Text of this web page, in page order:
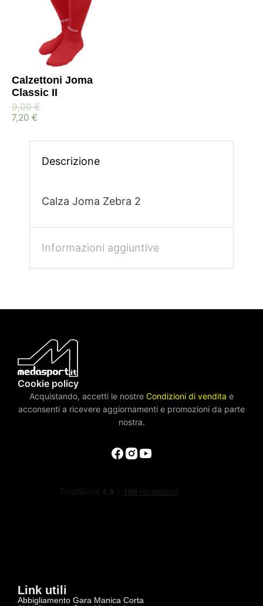
Calzettoni Joma
Classic II
9,00€
7,20 €
Descrizione
Calza Joma Zebra 2
Informazioni aggiuntive
Cookie policy
Acquistando, accetti le nostre Condizioni di vendita e
acconsenti a ricevere aggiornamenti e promozioni da parte
nostra.
Link utili
Abbigliamento Gara Manica Corta